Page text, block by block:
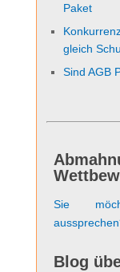
Paket
gleich
Sind AGB
Sie
Blog